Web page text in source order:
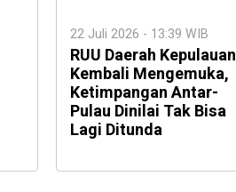
22 Juli 2026 - 13:39 WIB
RUU Daerah Kepulauan
Kembali Mengemuka,
Ketimpangan Antar-
Pulau Dinilai Tak Bisa
Lagi Ditunda